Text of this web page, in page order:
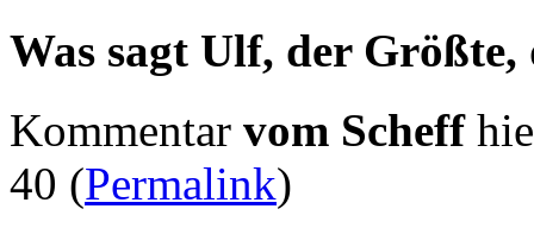
Was sagt Ulf, der Größte,
Kommentar vom Scheff
40 (Permalink)